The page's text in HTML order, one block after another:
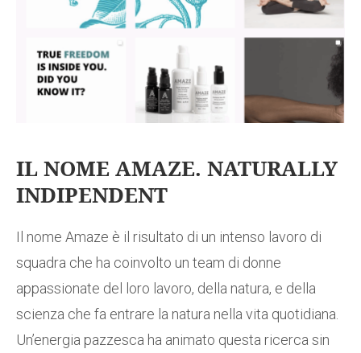
IL NOME AMAZE. NATURALLY
INDIPENDENT
Il nome Amaze è il risultato di un intenso lavoro di
squadra che ha coinvolto un team di donne
appassionate del loro lavoro, della natura, e della
scienza che fa entrare la natura nella vita quotidiana.
Un’energia pazzesca ha animato questa ricerca sin